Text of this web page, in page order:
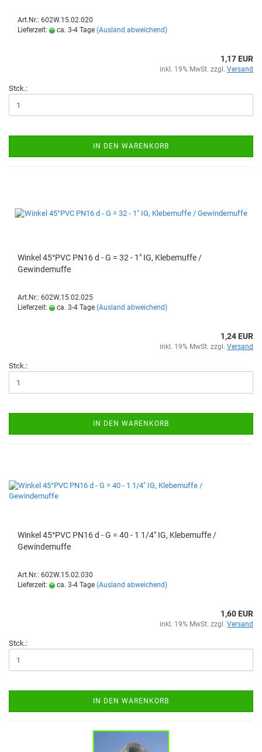
Art.Nr.: 602W.15.02.020
Lieferzeit:
ca. 3-4 Tage (Ausland abweichend)
1,17 EUR
inkl. 19% MwSt. zzgl. Versand
Stck.:
IN DEN WARENKORB
Winkel 45°PVC PN16 d - G = 32 - 1" IG, Klebemuffe /
Gewindemuffe
Art.Nr.: 602W.15.02.025
Lieferzeit:
ca. 3-4 Tage (Ausland abweichend)
1,24 EUR
inkl. 19% MwSt. zzgl. Versand
Stck.:
IN DEN WARENKORB
Winkel 45°PVC PN16 d - G = 40 - 1 1/4" IG, Klebemuffe /
Gewindemuffe
Art.Nr.: 602W.15.02.030
Lieferzeit:
ca. 3-4 Tage (Ausland abweichend)
1,60 EUR
inkl. 19% MwSt. zzgl. Versand
Stck.:
IN DEN WARENKORB